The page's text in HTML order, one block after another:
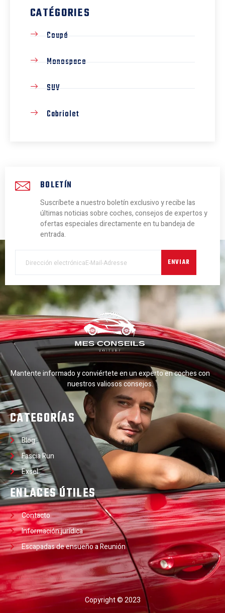
CATÉGORIES
Coupé
Monospace
SUV
Cabriolet
BOLETÍN
Suscríbete a nuestro boletín exclusivo y recibe las
últimas noticias sobre coches, consejos de expertos y
ofertas especiales directamente en tu bandeja de
entrada.
ENVIAR
Mantente informado y conviértete en un experto en coches con
nuestros valiosos consejos.
CATEGORÍAS
Blog
Fascia Run
Exsel
ENLACES ÚTILES
Contacto
Información jurídica
Escapadas de ensueño a Reunión
Copyright © 2023